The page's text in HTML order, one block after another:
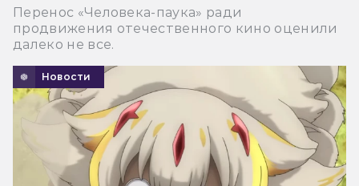
Перенос «Человека-паука» ради
продвижения отечественного кино оценили
далеко не все.
Новости